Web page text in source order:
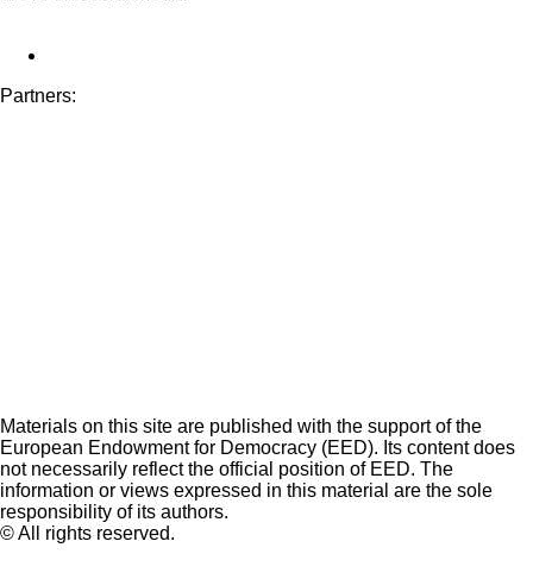
Partners:
Materials on this site are published with the support of the
European Endowment for Democracy (EED). Its content does
not necessarily reflect the official position of EED. The
information or views expressed in this material are the sole
responsibility of its authors.
© All rights reserved.